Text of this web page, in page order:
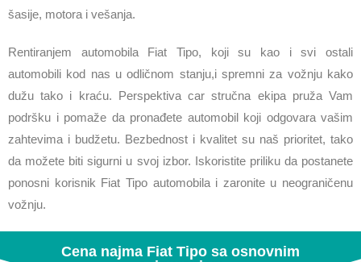
šasije, motora i vešanja.
Rentiranjem automobila Fiat Tipo, koji su kao i svi ostali
automobili kod nas u odličnom stanju,i spremni za vožnju kako
dužu tako i kraću. Perspektiva car stručna ekipa pruža Vam
podršku i pomaže da pronađete automobil koji odgovara vašim
zahtevima i budžetu. Bezbednost i kvalitet su naš prioritet, tako
da možete biti sigurni u svoj izbor. Iskoristite priliku da postanete
ponosni korisnik Fiat Tipo automobila i zaronite u neograničenu
vožnju.
Cena najma Fiat Tipo sa osnovnim